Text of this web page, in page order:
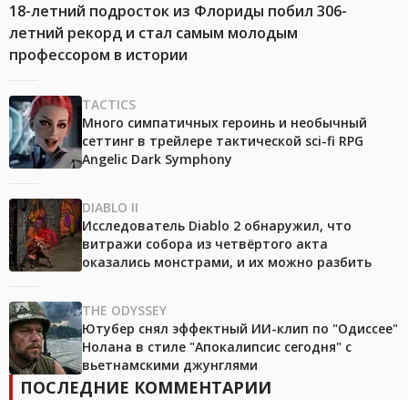
18-летний подросток из Флориды побил 306-
летний рекорд и стал самым молодым
профессором в истории
TACTICS
Много симпатичных героинь и необычный
сеттинг в трейлере тактической sci-fi RPG
Angelic Dark Symphony
DIABLO II
Исследователь Diablo 2 обнаружил, что
витражи собора из четвёртого акта
оказались монстрами, и их можно разбить
THE ODYSSEY
Ютубер снял эффектный ИИ-клип по "Одиссее"
Нолана в стиле "Апокалипсис сегодня" с
вьетнамскими джунглями
ПОСЛЕДНИЕ КОММЕНТАРИИ